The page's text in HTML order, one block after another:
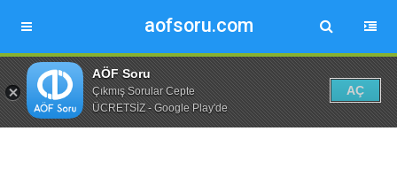
aofsoru.com
AÖF Soru
Çıkmış Sorular Cepte
ÜCRETSİZ - Google Play'de
AÇ